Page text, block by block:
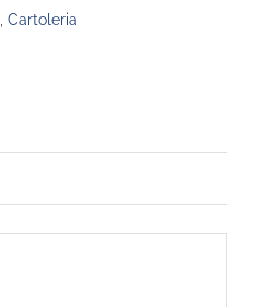
Cartoleria